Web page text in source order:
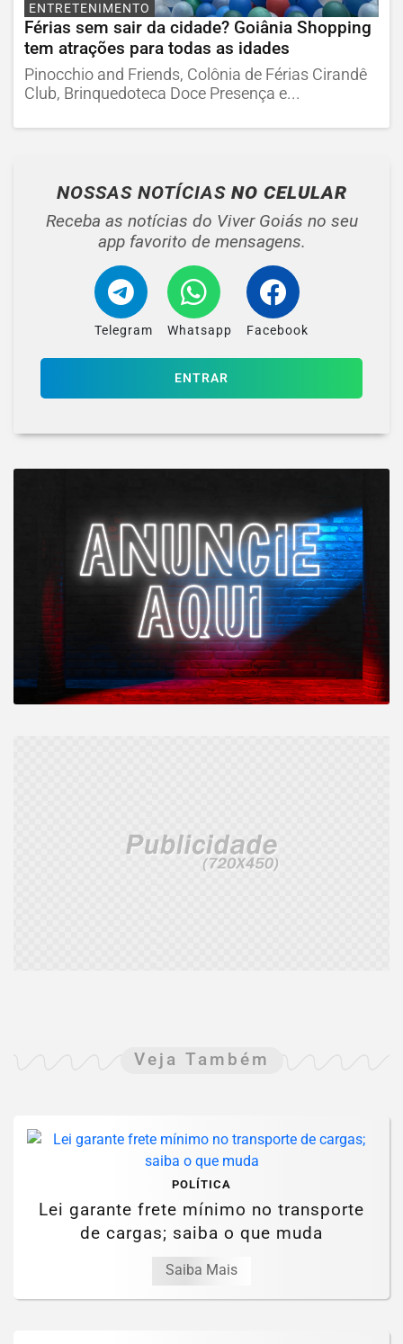
ENTRETENIMENTO
Férias sem sair da cidade? Goiânia Shopping
tem atrações para todas as idades
Pinocchio and Friends, Colônia de Férias Cirandê
Club, Brinquedoteca Doce Presença e...
NOSSAS NOTÍCIAS NO CELULAR
Receba as notícias do Viver Goiás no seu
app favorito de mensagens.
Telegram Whatsapp Facebook
ENTRAR
Veja Também
POLÍTICA
Lei garante frete mínimo no transporte
de cargas; saiba o que muda
Saiba Mais